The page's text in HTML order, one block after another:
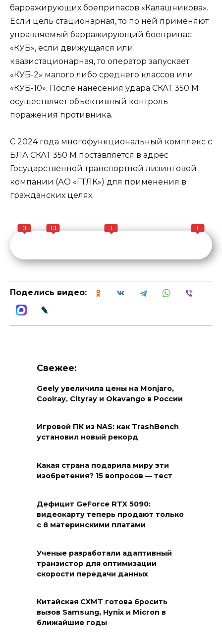
барражирующих боеприпасов «Калашникова».
Если цель стационарная, то по ней применяют
управляемый барражирующий боеприпас
«КУБ», если движущаяся или
квазистационарная, то оператор запускает
«КУБ-2» малого либо среднего классов или
«КУБ-10». После нанесения удара СКАТ 350 М
осуществляет объективный контроль
поражения противника.
С 2024 года многофункциональный комплекс с
БЛА СКАТ 350 М поставляется в адрес
Государственной транспортной лизинговой
компании (АО «ГТЛК») для применения в
гражданских целях.
3 13 1 1
Поделись видео:
Свежее:
Geely увеличила цены на Monjaro,
Coolray, Cityray и Okavango в России
Игровой ПК из NAS: как TrashBench
установил новый рекорд
Какая страна подарила миру эти
изобретения? 15 вопросов — тест
Дефицит GeForce RTX 5090:
видеокарту теперь продают только
с 8 материнскими платами
Ученые разработали адаптивный
транзистор для оптимизации
скорости передачи данных
Китайская CXMT готова бросить
вызов Samsung, Hynix и Micron в
ближайшие годы